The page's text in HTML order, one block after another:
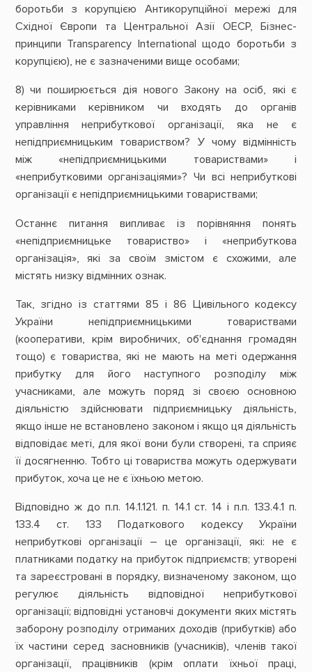
боротьби з корупцією Антикорупційної мережі для
Східної Європи та Центральної Азії ОЕСР, Бізнес-
принципи Transparency International щодо боротьби з
корупцією), не є зазначеними вище особами;
8) чи поширюється дія нового Закону на осіб, які є
керівниками керівником чи входять до органів
управління неприбуткової організації, яка не є
непідприємницьким товариством? У чому відмінність
між «непідприємницькими товариствами» і
«неприбутковими організаціями»? Чи всі неприбуткові
організації є непідприємницькими товариствами;
Останнє питання випливає із порівняння понять
«непідприємницьке товариство» і «неприбуткова
організація», які за своїм змістом є схожими, але
містять низку відмінних ознак.
Так, згідно із статтями 85 і 86 Цивільного кодексу
України непідприємницькими товариствами
(кооперативи, крім виробничих, об'єднання громадян
тощо) є товариства, які не мають на меті одержання
прибутку для його наступного розподілу між
учасниками, але можуть поряд зі своєю основною
діяльністю здійснювати підприємницьку діяльність,
якщо інше не встановлено законом і якщо ця діяльність
відповідає меті, для якої вони були створені, та сприяє
її досягненню. Тобто ці товариства можуть одержувати
прибуток, хоча це не є їхньою метою.
Відповідно ж до п.п. 14.1.121. п. 14.1 ст. 14 і п.п. 133.4.1 п.
133.4 ст. 133 Податкового кодексу України
неприбуткові організації – це організації, які: не є
платниками податку на прибуток підприємств; утворені
та зареєстровані в порядку, визначеному законом, що
регулює діяльність відповідної неприбуткової
організації; відповідні установчі документи яких містять
заборону розподілу отриманих доходів (прибутків) або
їх частини серед засновників (учасників), членів такої
організації, працівників (крім оплати їхньої праці,